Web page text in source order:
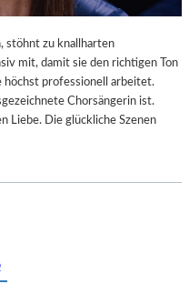
stöhnt zu knallharten
mit, damit sie den richtigen Ton
professionell arbeitet.
Chorsängerin ist.
Liebe. Die glückliche Szenen